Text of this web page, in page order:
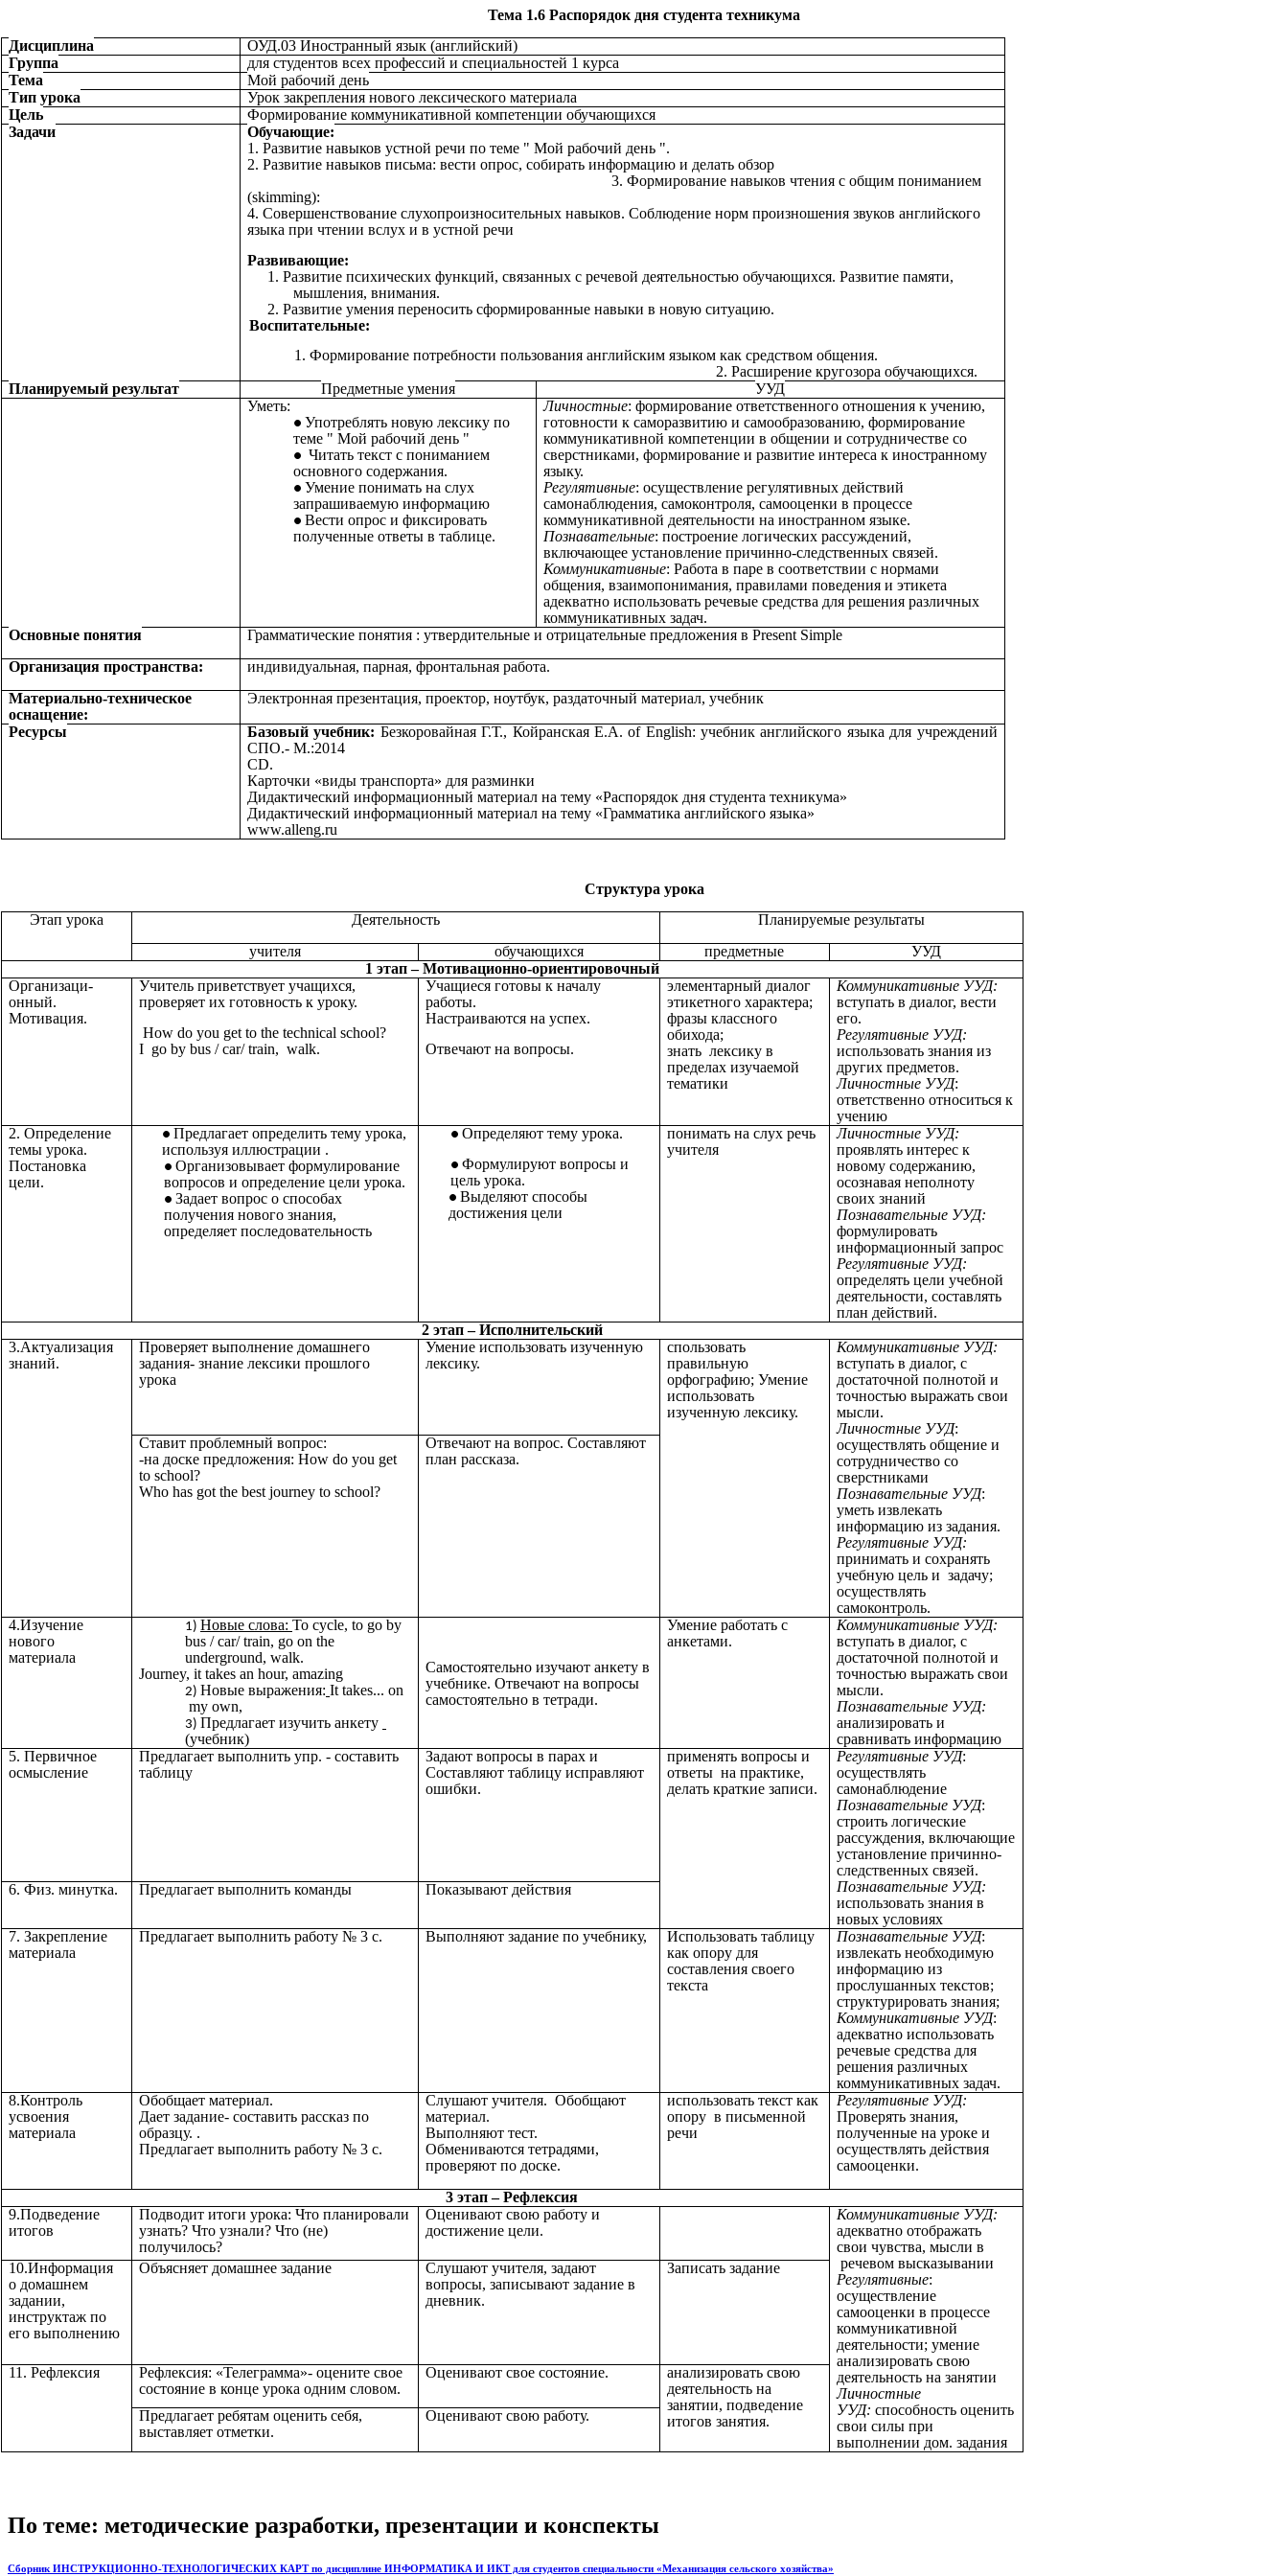
Тема 1.6 Распорядок дня студента техникума
Дисциплина
ОУД.03 Иностранный язык (английский)
Группа
для студентов всех профессий и специальностей 1 курса
Тема
Мой рабочий день
Тип урока
Урок закрепления нового лексического материала
Цель
Формирование коммуникативной компетенции обучающихся
Задачи
Обучающие:
1. Развитие навыков устной речи по теме " Мой рабочий день ".
2. Развитие навыков письма: вести опрос, собирать информацию и делать обзор
3. Формирование навыков чтения с общим пониманием
(skimming):
4. Совершенствование слухопроизносительных навыков. Соблюдение норм произношения звуков английского
языка при чтении вслух и в устной речи
Развивающие:
1. Развитие психических функций, связанных с речевой деятельностью обучающихся. Развитие памяти,
мышления, внимания.
2. Развитие умения переносить сформированные навыки в новую ситуацию.
Воспитательные:
1. Формирование потребности пользования английским языком как средством общения.
2. Расширение кругозора обучающихся.
Планируемый результат
Предметные умения
УУД
Уметь:
Употреблять новую лексику по
теме " Мой рабочий день "
Читать текст с пониманием
основного содержания.
Умение понимать на слух
запрашиваемую информацию
Вести опрос и фиксировать
полученные ответы в таблице.
Личностные: формирование ответственного отношения к учению,
готовности к саморазвитию и самообразованию, формирование
коммуникативной компетенции в общении и сотрудничестве со
сверстниками, формирование и развитие интереса к иностранному
языку.
Регулятивные: осуществление регулятивных действий
самонаблюдения, самоконтроля, самооценки в процессе
коммуникативной деятельности на иностранном языке.
Познавательные: построение логических рассуждений,
включающее установление причинно-следственных связей.
Коммуникативные: Работа в паре в соответствии с нормами
общения, взаимопонимания, правилами поведения и этикета
адекватно использовать речевые средства для решения различных
коммуникативных задач.
Основные понятия
Грамматические понятия : утвердительные и отрицательные предложения в Present Simple
Организация пространства:
индивидуальная, парная, фронтальная работа.
Материально-техническое
оснащение:
Электронная презентация, проектор, ноутбук, раздаточный материал, учебник
Ресурсы Базовый учебник: Безкоровайная Г.Т., Койранская Е.А. of English: учебник английского языка для учреждений
СПО.- М.:2014
СD.
Карточки «виды транспорта» для разминки
Дидактический информационный материал на тему «Распорядок дня студента техникума»
Дидактический информационный материал на тему «Грамматика английского языка»
www.alleng.ru
Структура урока
Этап урока
Деятельность
Планируемые результаты
учителя
обучающихся предметные
УУД
1 этап – Мотивационно-ориентировочный
Организаци-
онный.
Мотивация.
Учитель приветствует учащихся,
проверяет их готовность к уроку.
How do you get to the technical school?
I go by bus / car/ train, walk.
Учащиеся готовы к началу
работы.
Настраиваются на успех.
Отвечают на вопросы.
элементарный диалог
этикетного характера;
фразы классного
обихода;
знать лексику в
пределах изучаемой
тематики
Коммуникативные УУД:
вступать в диалог, вести
его.
Регулятивные УУД:
использовать знания из
других предметов.
Личностные УУД:
ответственно относиться к
учению
2. Определение
темы урока.
Постановка
цели.
Предлагает определить тему урока,
используя иллюстрации .
Организовывает формулирование
вопросов и определение цели урока.
Задает вопрос о способах
получения нового знания,
определяет последовательность
Определяют тему урока.
Формулируют вопросы и
цель урока.
Выделяют способы
достижения цели
понимать на слух речь
учителя
Личностные УУД:
проявлять интерес к
новому содержанию,
осознавая неполноту
своих знаний
Познавательные УУД:
формулировать
информационный запрос
Регулятивные УУД:
определять цели учебной
деятельности, составлять
план действий.
2 этап – Исполнительский
3.Актуализация
знаний.
Проверяет выполнение домашнего
задания- знание лексики прошлого
урока
Умение использовать изученную
лексику.
спользовать
правильную
орфографию; Умение
использовать
изученную лексику.
Коммуникативные УУД:
вступать в диалог, с
достаточной полнотой и
точностью выражать свои
мысли.
Личностные УУД:
осуществлять общение и
сотрудничество со
сверстниками
Познавательные УУД:
уметь извлекать
информацию из задания.
Регулятивные УУД:
принимать и сохранять
учебную цель и задачу;
осуществлять
самоконтроль.
Ставит проблемный вопрос:
-на доске предложения: How do you get
to school?
Who has got the best journey to school?
Отвечают на вопрос. Составляют
план рассказа.
4.Изучение
нового
материала
Новые слова: To cycle, to go by
bus / car/ train, go on the
underground, walk.
Journey, it takes an hour, amazing
Новые выражения: It takes... on
my own,
Предлагает изучить анкету
(учебник)
Самостоятельно изучают анкету в
учебнике. Отвечают на вопросы
самостоятельно в тетради.
Умение работать с
анкетами.
Коммуникативные УУД:
вступать в диалог, с
достаточной полнотой и
точностью выражать свои
мысли.
Познавательные УУД:
анализировать и
сравнивать информацию
5. Первичное
осмысление
Предлагает выполнить упр. - составить
таблицу
Задают вопросы в парах и
Составляют таблицу исправляют
ошибки.
применять вопросы и
ответы на практике,
делать краткие записи.
Регулятивные УУД:
осуществлять
самонаблюдение
Познавательные УУД:
строить логические
рассуждения, включающие
установление причинно-
следственных связей.
Познавательные УУД:
использовать знания в
новых условиях
6. Физ. минутка. Предлагает выполнить команды Показывают действия
7. Закрепление
материала
Предлагает выполнить работу № 3 с. Выполняют задание по учебнику,
Использовать таблицу
как опору для
составления своего
текста
Познавательные УУД:
извлекать необходимую
информацию из
прослушанных текстов;
структурировать знания;
Коммуникативные УУД:
адекватно использовать
речевые средства для
решения различных
коммуникативных задач.
8.Контроль
усвоения
материала
Обобщает материал.
Дает задание- составить рассказ по
образцу. .
Предлагает выполнить работу № 3 с.
Слушают учителя. Обобщают
материал.
Выполняют тест.
Обмениваются тетрадями,
проверяют по доске.
использовать текст как
опору в письменной
речи
Регулятивные УУД:
Проверять знания,
полученные на уроке и
осуществлять действия
самооценки.
3 этап – Рефлексия
9.Подведение
итогов
Подводит итоги урока: Что планировали
узнать? Что узнали? Что (не)
получилось?
Оценивают свою работу и
достижение цели.
Коммуникативные УУД:
адекватно отображать
свои чувства, мысли в
речевом высказывании
Регулятивные:
осуществление
самооценки в процессе
коммуникативной
деятельности; умение
анализировать свою
деятельность на занятии
Личностные
УУД: способность оценить
свои силы при
выполнении дом. задания
10.Информация
о домашнем
задании,
инструктаж по
его выполнению
Объясняет домашнее задание
Слушают учителя, задают
вопросы, записывают задание в
дневник.
Записать задание
11. Рефлексия
Рефлексия: «Телеграмма»- оцените свое
состояние в конце урока одним словом.
Оценивают свое состояние.
анализировать свою
деятельность на
занятии, подведение
итогов занятия.
Предлагает ребятам оценить себя,
выставляет отметки.
Оценивают свою работу.
По теме: методические разработки, презентации и конспекты
Сборник ИНСТРУКЦИОННО-ТЕХНОЛОГИЧЕСКИХ КАРТ по дисциплине ИНФОРМАТИКА И ИКТ для студентов специальности «Механизация сельского хозяйства»